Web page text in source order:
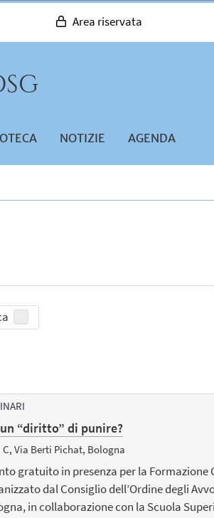
Area riservata
NOTIZIE AGENDA
un “diritto” di punire?
C, Via Berti Pichat, Bologna
gratuito in presenza per la Formazione
dal Consiglio dell’Ordine degli
in collaborazione con la Scuola